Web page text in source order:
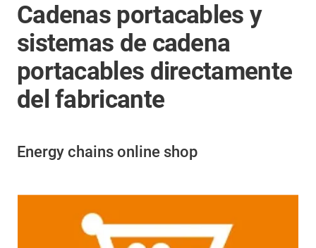
Cadenas portacables y
sistemas de cadena
portacables directamente
del fabricante
Energy chains online shop